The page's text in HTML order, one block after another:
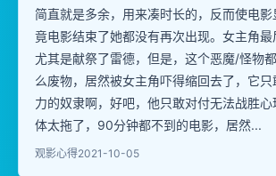
简直就是多余，用来凑时长的，反而使电
竟电影结束了她都没有再次出现。女主角最
尤其是献祭了雷德，但是，这个恶魔/怪物
么废物，居然被女主角吓得缩回去了，它
力的奴隶啊，好吧，他只敢对付无法战胜
体太拖了，90分钟都不到的电影，居然...
观影心得2021-10-05